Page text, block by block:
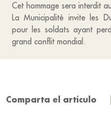
Cet hommage sera interdit
La Municipalité invite les
pour les soldats ayant
grand conflit mondial.
Comparta el artículo